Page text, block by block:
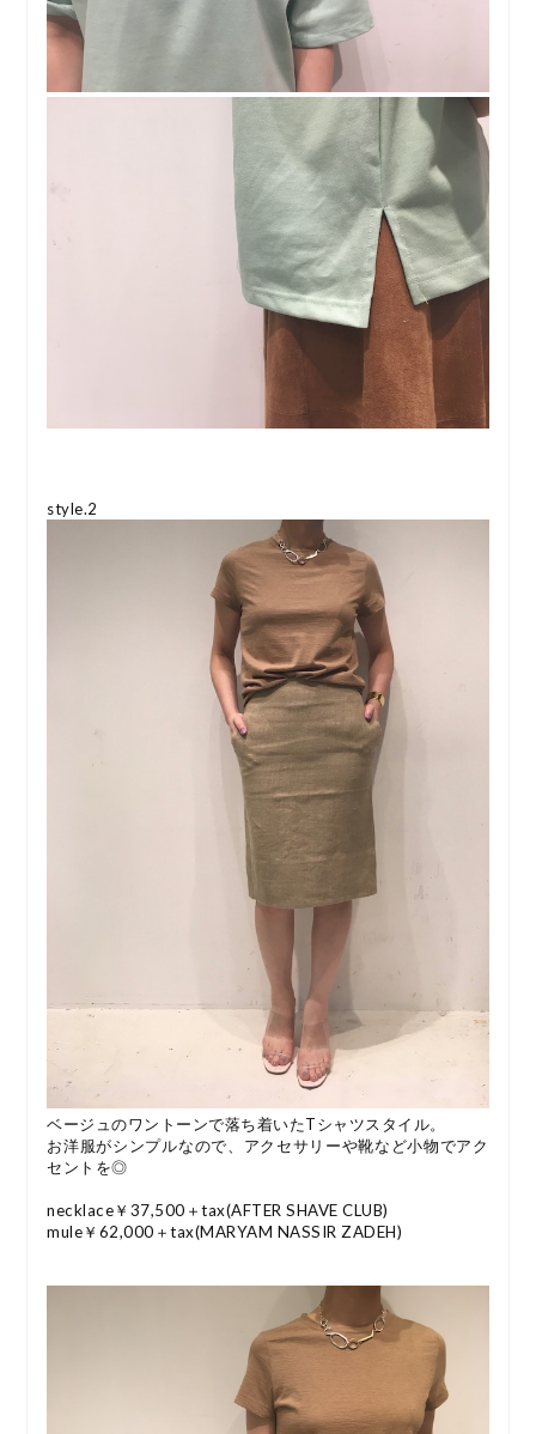
style.2
ベージュのワントーンで落ち着いたTシャツスタイル。
お洋服がシンプルなので、アクセサリーや靴など小物でアク
セントを◎
necklace￥37,500＋tax(AFTER SHAVE CLUB)
mule￥62,000＋tax(MARYAM NASSIR ZADEH)